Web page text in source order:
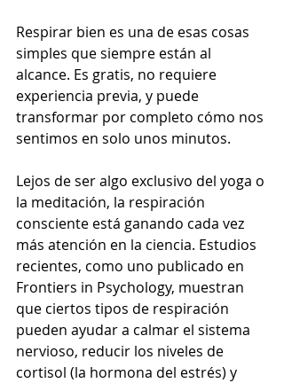
Respirar bien es una de esas cosas
simples que siempre están al
alcance. Es gratis, no requiere
experiencia previa, y puede
transformar por completo cómo nos
sentimos en solo unos minutos.
Lejos de ser algo exclusivo del yoga o
la meditación, la respiración
consciente está ganando cada vez
más atención en la ciencia. Estudios
recientes, como uno publicado en
Frontiers in Psychology, muestran
que ciertos tipos de respiración
pueden ayudar a calmar el sistema
nervioso, reducir los niveles de
cortisol (la hormona del estrés) y